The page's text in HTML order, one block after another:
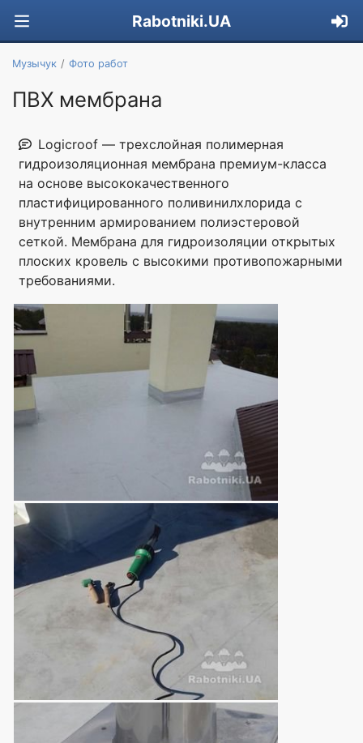
Rabotniki.UA
Музычук Фото работ
ПВХ мембрана
Logicroof — трехслойная полимерная
гидроизоляционная мембрана премиум-класса
на основе высококачественного
пластифицированного поливинилхлорида c
внутренним армированием полиэстеровой
сеткой. Мембрана для гидроизоляции открытых
плоских кровель с высокими противопожарными
требованиями.